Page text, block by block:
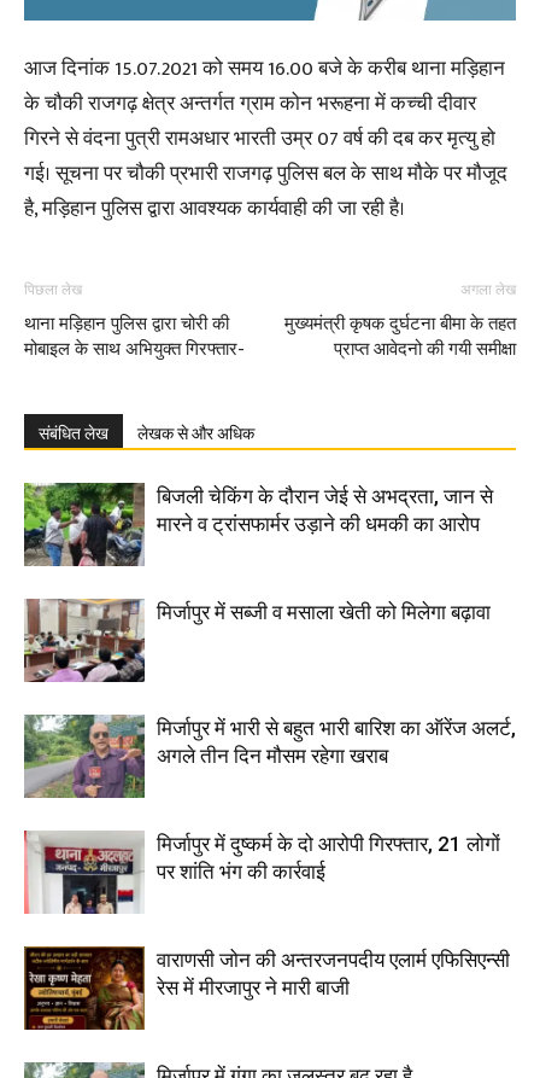
आज दिनांक 15.07.2021 को समय 16.00 बजे के करीब थाना मड़िहान
के चौकी राजगढ़ क्षेत्र अन्तर्गत ग्राम कोन भरूहना में कच्ची दीवार
गिरने से वंदना पुत्री रामअधार भारती उम्र 07 वर्ष की दब कर मृत्यु हो
गई। सूचना पर चौकी प्रभारी राजगढ़ पुलिस बल के साथ मौके पर मौजूद
है, मड़िहान पुलिस द्वारा आवश्यक कार्यवाही की जा रही है।
पिछला लेख
थाना मड़िहान पुलिस द्वारा चोरी की
मोबाइल के साथ अभियुक्त गिरफ्तार-
अगला लेख
मुख्यमंत्री कृषक दुर्घटना बीमा के तहत
प्राप्त आवेदनो की गयी समीक्षा
संबंधित लेख लेखक से और अधिक
बिजली चेकिंग के दौरान जेई से अभद्रता, जान से
मारने व ट्रांसफार्मर उड़ाने की धमकी का आरोप
मिर्जापुर में सब्जी व मसाला खेती को मिलेगा बढ़ावा
मिर्जापुर में भारी से बहुत भारी बारिश का ऑरेंज अलर्ट,
अगले तीन दिन मौसम रहेगा खराब
मिर्जापुर में दुष्कर्म के दो आरोपी गिरफ्तार, 21 लोगों
पर शांति भंग की कार्रवाई
वाराणसी जोन की अन्तरजनपदीय एलार्म एफिसिएन्सी
रेस में मीरजापुर ने मारी बाजी